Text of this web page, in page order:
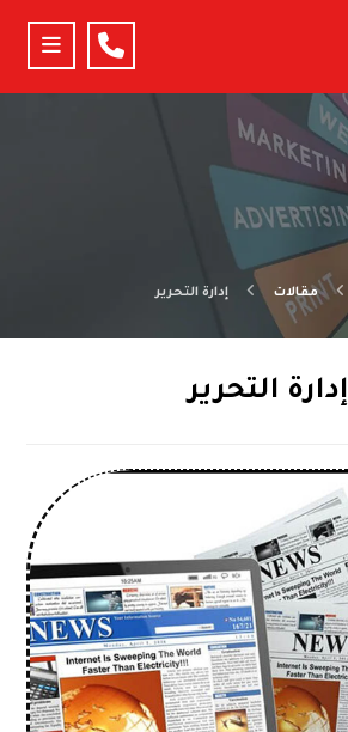
مقالات إدارة التحرير
إدارة التحرير